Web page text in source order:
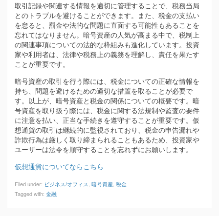
取引記録や関連する情報を適切に管理することで、税務当局
とのトラブルを避けることができます。また、税金の支払い
を怠ると、罰金や法的な問題に直面する可能性もあることを
忘れてはなりません。暗号資産の人気が高まる中で、税制上
の関連事項についての法的な枠組みも進化しています。投資
家や利用者は、法律や税務上の義務を理解し、責任を果たす
ことが重要です。
暗号資産の取引を行う際には、税金についての正確な情報を
持ち、問題を避けるための適切な措置を取ることが必要で
す。以上が、暗号資産と税金の関係についての概要です。暗
号資産を取り扱う際には、税金に関する法規制や監査の要件
に注意を払い、正当な手続きを遵守することが重要です。仮
想通貨の取引は継続的に監視されており、税金の申告漏れや
詐欺行為は厳しく取り締まられることもあるため、投資家や
ユーザーは法令を順守することを忘れずにお願いします。
仮想通貨についてならこちら
Filed under: ビジネス/オフィス 暗号資産 税金
Tagged with: 金融